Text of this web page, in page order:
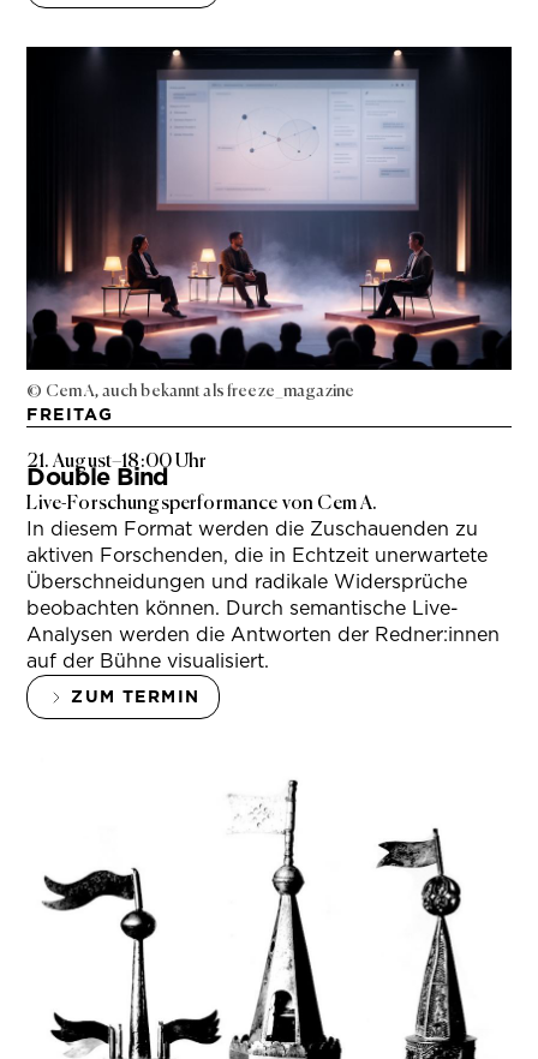
© Cem A, auch bekannt als freeze_magazine
FREITAG
21. August–18:00 Uhr
Double Bind
Live-Forschungsperformance von Cem A.
In diesem Format werden die Zuschauenden zu
aktiven Forschenden, die in Echtzeit unerwartete
Überschneidungen und radikale Widersprüche
beobachten können. Durch semantische Live-
Analysen werden die Antworten der Redner:innen
auf der Bühne visualisiert.
ZUM TERMIN